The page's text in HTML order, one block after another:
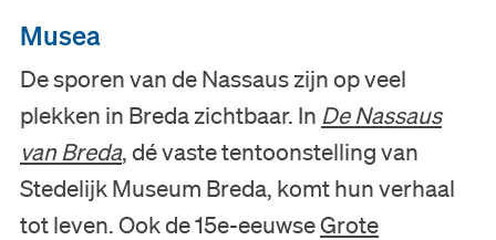
Musea
De sporen van de Nassaus zijn op veel
plekken in Breda zichtbaar. In De Nassaus
van Breda, dé vaste tentoonstelling van
Stedelijk Museum Breda, komt hun verhaal
tot leven. Ook de 15e-eeuwseGrote